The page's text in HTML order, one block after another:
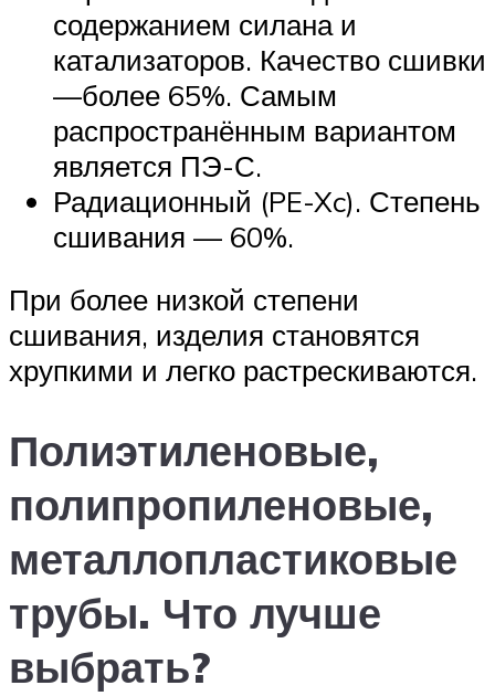
содержанием силана и
катализаторов. Качество сшивки
—более 65%. Самым
распространённым вариантом
является ПЭ-С.
Радиационный (PE-Xc). Степень
сшивания — 60%.
При более низкой степени
сшивания, изделия становятся
хрупкими и легко растрескиваются.
Полиэтиленовые,
полипропиленовые,
металлопластиковые
трубы. Что лучше
выбрать?